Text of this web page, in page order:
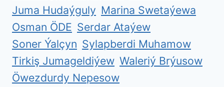
Juma Hudaýguly Marina Swetaýewa
Osman ÖDE Serdar Ataýew
Soner Ýalçyn Sylapberdi Muhamow
Tirkiş Jumageldiýew Waleriý Brýusow
Öwezdurdy Nepesow